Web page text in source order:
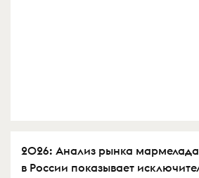
2026: Анализ рынка мармелада
в России показывает